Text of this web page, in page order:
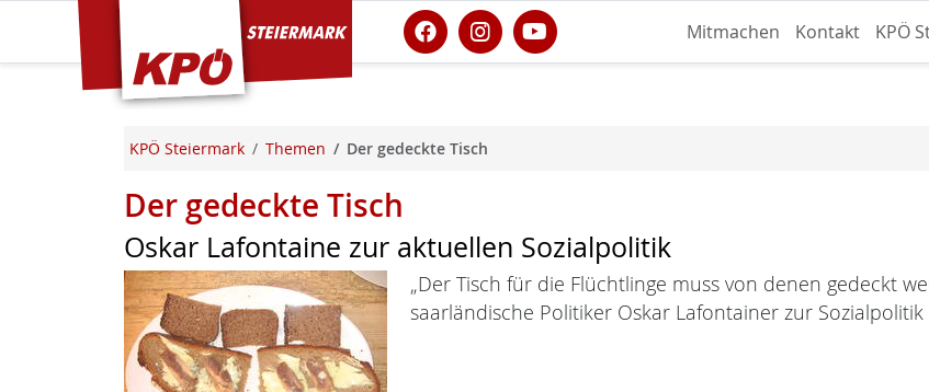
KPÖ Steiermark Mitmachen Kontakt KPÖ
KPÖ Steiermark Themen Der gedeckte Tisch
Der gedeckte Tisch
Oskar Lafontaine zur aktuellen Sozialpolitik
„Der Tisch für die Flüchtlinge muss von denen gedeckt
saarländische Politiker Oskar Lafontainer zur Sozialpolitik